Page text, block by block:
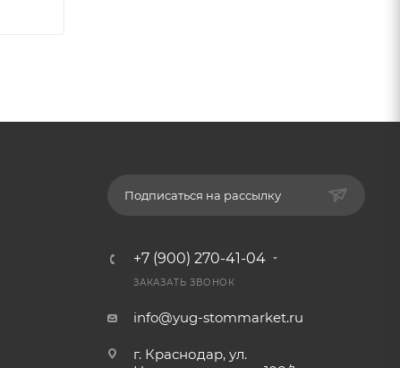
Подписаться на рассылку
+7 (900) 270-41-04
ЗАКАЗАТЬ ЗВОНОК
info@yug-stommarket.ru
г. Краснодар, ул.